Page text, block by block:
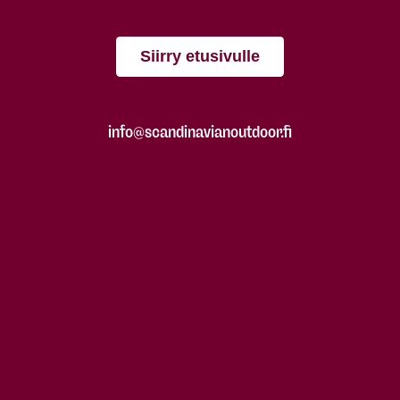
Siirry etusivulle
info@scandinavianoutdoor.fi